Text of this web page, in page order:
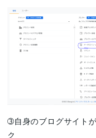
➂自身のブログサイト
ク